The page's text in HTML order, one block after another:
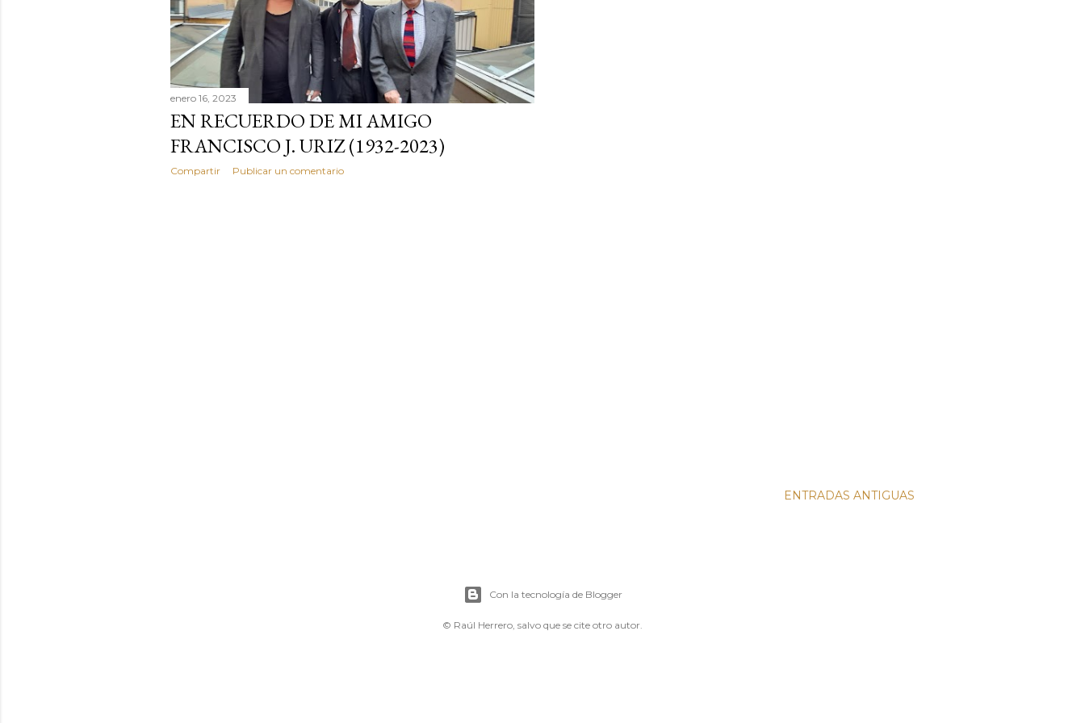
a
d
a
s
enero 16, 2023
EN RECUERDO DE MI AMIGO
FRANCISCO J. URIZ (1932-2023)
Compartir Publicar un comentario
ENTRADAS ANTIGUAS
Con la tecnología de Blogger
© Raúl Herrero, salvo que se cite otro autor.